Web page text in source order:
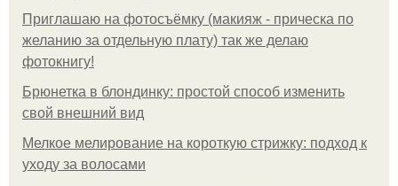
Приглашаю на фотосъёмку (макияж - прическа по
желанию за отдельную плату) так же делаю
фотокнигу!
Брюнетка в блондинку: простой способ изменить
свой внешний вид
Мелкое мелирование на короткую стрижку: подход к
уходу за волосами